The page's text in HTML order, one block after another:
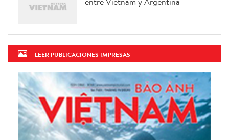
LEER PUBLICACIONES IMPRESAS